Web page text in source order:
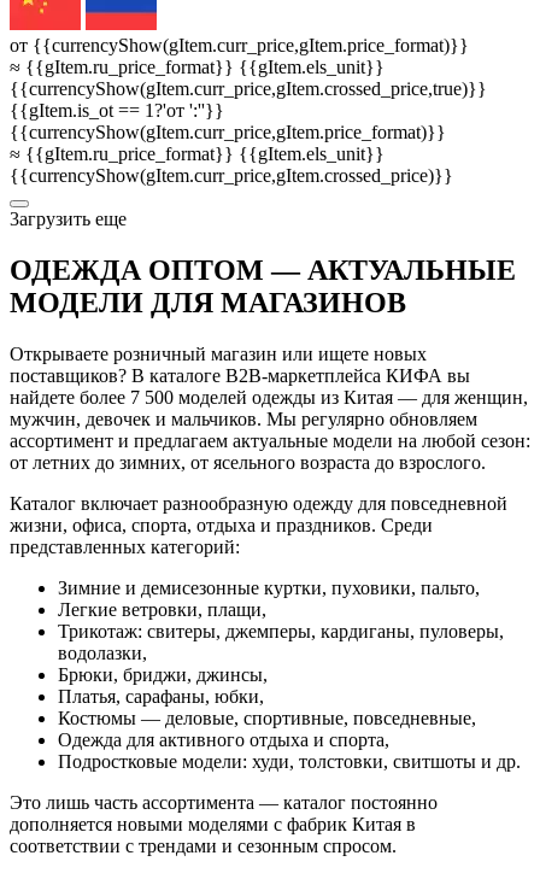
от {{currencyShow(gItem.curr_price,gItem.price_format)}}
≈ {{gItem.ru_price_format}} {{gItem.els_unit}}
{{currencyShow(gItem.curr_price,gItem.crossed_price,true)}}
{{gItem.is_ot == 1?'от ':''}}
{{currencyShow(gItem.curr_price,gItem.price_format)}}
≈ {{gItem.ru_price_format}} {{gItem.els_unit}}
{{currencyShow(gItem.curr_price,gItem.crossed_price)}}
3агрузить еще
ОДЕЖДА ОПТОМ — АКТУАЛЬНЫЕ
МОДЕЛИ ДЛЯ МАГАЗИНОВ
Открываете розничный магазин или ищете новых
поставщиков? В каталоге B2B-маркетплейса КИФА вы
найдете более 7 500 моделей одежды из Китая — для женщин,
мужчин, девочек и мальчиков. Мы регулярно обновляем
ассортимент и предлагаем актуальные модели на любой сезон:
от летних до зимних, от ясельного возраста до взрослого.
Каталог включает разнообразную одежду для повседневной
жизни, офиса, спорта, отдыха и праздников. Среди
представленных категорий:
Зимние и демисезонные куртки, пуховики, пальто,
Легкие ветровки, плащи,
Трикотаж: свитеры, джемперы, кардиганы, пуловеры,
водолазки,
Брюки, бриджи, джинсы,
Платья, сарафаны, юбки,
Костюмы — деловые, спортивные, повседневные,
Одежда для активного отдыха и спорта,
Подростковые модели: худи, толстовки, свитшоты и др.
Это лишь часть ассортимента — каталог постоянно
дополняется новыми моделями с фабрик Китая в
соответствии с трендами и сезонным спросом.